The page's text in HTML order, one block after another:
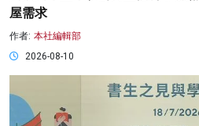
屋需求
作者: 本社編輯部
2026-08-10